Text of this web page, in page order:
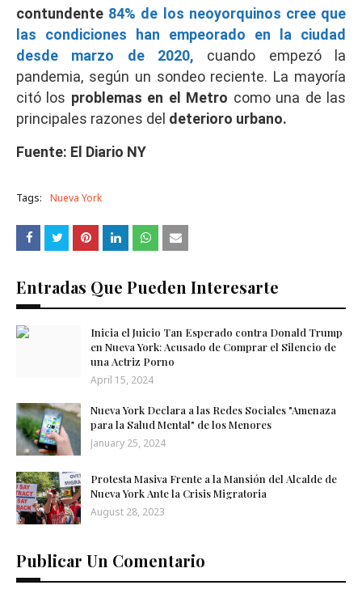
contundente 84% de los neoyorquinos cree que
las condiciones han empeorado en la ciudad
desde marzo de 2020, cuando empezó la
pandemia, según un sondeo reciente. La mayoría
citó los problemas en el Metro como una de las
principales razones del deterioro urbano.
Fuente: El Diario NY
Tags: Nueva York
Entradas Que Pueden Interesarte
Inicia el Juicio Tan Esperado contra Donald Trump
en Nueva York: Acusado de Comprar el Silencio de
una Actriz Porno
April 15, 2024
Nueva York Declara a las Redes Sociales "Amenaza
para la Salud Mental" de los Menores
January 25, 2024
Protesta Masiva Frente a la Mansión del Alcalde de
Nueva York Ante la Crisis Migratoria
August 28, 2023
Publicar Un Comentario